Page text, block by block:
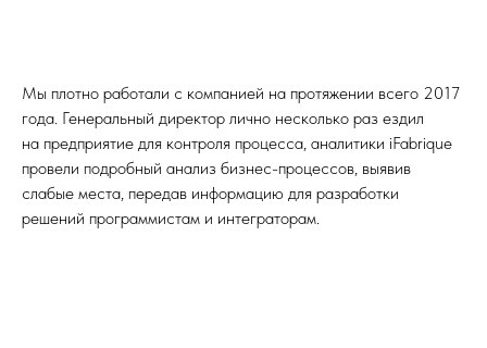
Мы плотно работали с компанией на протяжении всего 2017
года. Генеральный директор лично несколько раз ездил
на предприятие для контроля процесса, аналитики iFabrique
провели подробный анализ бизнес-процессов, выявив
слабые места, передав информацию для разработки
решений программистам и интеграторам.